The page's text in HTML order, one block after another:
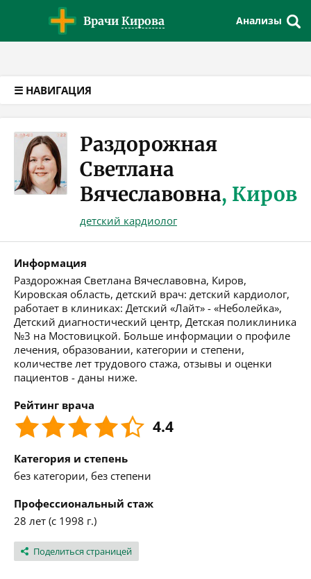
Врачи Кирова Анализы
☰ НАВИГАЦИЯ
Раздорожная
Светлана
Вячеславовна, Киров
детский кардиолог
Информация
Раздорожная Светлана Вячеславовна, Киров,
Кировская область, детский врач: детский кардиолог,
работает в клиниках: Детский «Лайт» - «Неболейка»,
Детский диагностический центр, Детская поликлиника
№3 на Мостовицкой. Больше информации о профиле
лечения, образовании, категории и степени,
количестве лет трудового стажа, отзывы и оценки
пациентов - даны ниже.
Рейтинг врача
4.4
Категория и степень
без категории, без степени
Профессиональный стаж
28 лет (с 1998 г.)
Поделиться страницей